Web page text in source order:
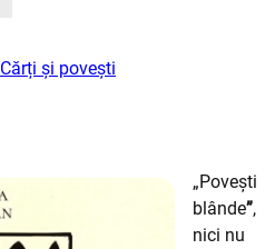
Cărți și povești
„Povești
blânde”,
nici nu